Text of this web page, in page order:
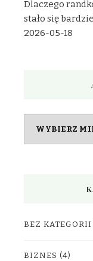
Dlaczego
stało się
2026-05-18
BEZ KATEGORII
BIZNES (4)